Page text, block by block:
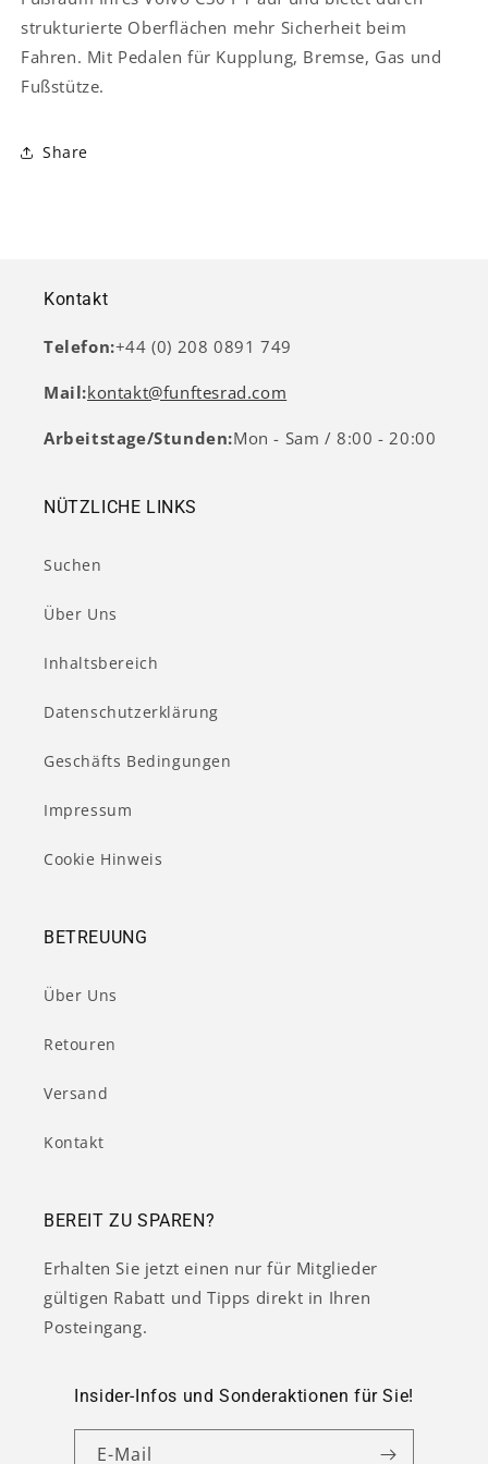
strukturierte Oberflächen mehr Sicherheit beim
Fahren. Mit Pedalen für Kupplung, Bremse, Gas und
Fußstütze.
Share
Kontakt
Telefon:+44 (0) 208 0891 749
Mail:kontakt@funftesrad.com
Arbeitstage/Stunden:Mon - Sam / 8:00 - 20:00
NÜTZLICHE LINKS
Suchen
Über Uns
Inhaltsbereich
Datenschutzerklärung
Geschäfts Bedingungen
Impressum
Cookie Hinweis
BETREUUNG
Über Uns
Retouren
Versand
Kontakt
BEREIT ZU SPAREN?
Erhalten Sie jetzt einen nur für Mitglieder
gültigen Rabatt und Tipps direkt in Ihren
Posteingang.
Insider-Infos und Sonderaktionen für Sie!
E-Mail